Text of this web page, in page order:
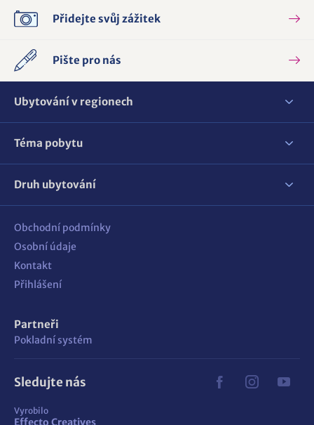
Přidejte svůj zážitek
Pište pro nás
Ubytování v regionech
Téma pobytu
Druh ubytování
Obchodní podmínky
Osobní údaje
Kontakt
Přihlášení
Partneři
Pokladní systém
Sledujte nás
Vyrobilo
Effecto Creatives